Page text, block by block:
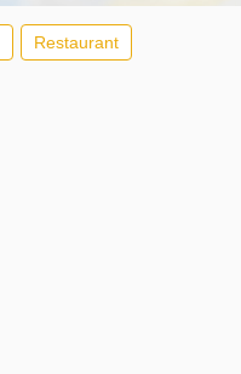
Restaurant